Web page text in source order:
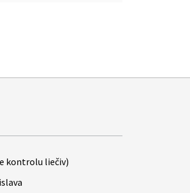
kontrolu liečiv)